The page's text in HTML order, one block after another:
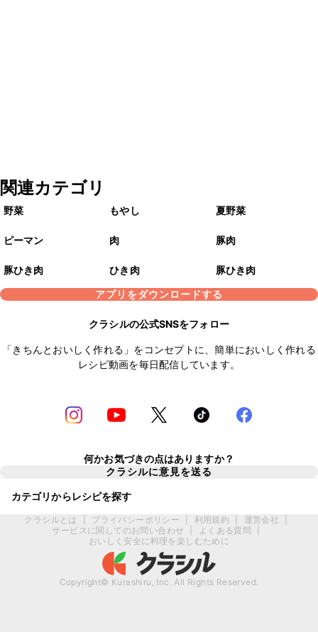
関連カテゴリ
野菜 もやし 夏野菜
ピーマン 肉 豚肉
豚ひき肉 ひき肉
豚ひき肉
アプリをダウンロードする
クラシルの公式SNSをフォロー
「きちんとおいしく作れる」をコンセプトに、簡単においしく作れる
レシピ動画を毎日配信しています。
何かお気づきの点はありますか？
クラシルに意見を送る
カテゴリからレシピを探す
クラシルとは プライバシーポリシー 利用規約 運営会社
サービスに関してのお問い合わせ
よくある質問
おいしく安全に料理を楽しむために
Copyright© Kurashiru, Inc. All Rights Reserved.